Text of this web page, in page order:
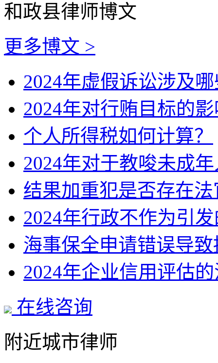
和政县律师博文
更多博文 >
2024年虚假诉讼涉及
2024年对行贿目标的
个人所得税如何计算？
2024年对于教唆未成
结果加重犯是否存在
2024年行政不作为引
海事保全申请错误导
2024年企业信用评估
在线咨询
附近城市律师